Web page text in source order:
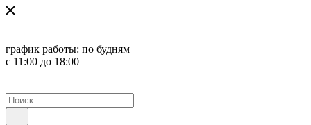
график работы: по будням
с 11:00 до 18:00